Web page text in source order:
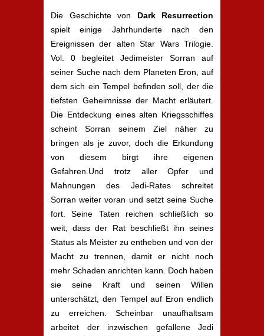
Die Geschichte von Dark Resurrection
spielt einige Jahrhunderte nach den
Ereignissen der alten Star Wars Trilogie.
Vol. 0 begleitet Jedimeister Sorran auf
seiner Suche nach dem Planeten Eron, auf
dem sich ein Tempel befinden soll, der die
tiefsten Geheimnisse der Macht erläutert.
Die Entdeckung eines alten Kriegsschiffes
scheint Sorran seinem Ziel näher zu
bringen als je zuvor, doch die Erkundung
von diesem birgt ihre eigenen
Gefahren.Und trotz aller Opfer und
Mahnungen des Jedi-Rates schreitet
Sorran weiter voran und setzt seine Suche
fort. Seine Taten reichen schließlich so
weit, dass der Rat beschließt ihn seines
Status als Meister zu entheben und von der
Macht zu trennen, damit er nicht noch
mehr Schaden anrichten kann. Doch haben
sie seine Kraft und seinen Willen
unterschätzt, den Tempel auf Eron endlich
zu erreichen. Scheinbar unaufhaltsam
arbeitet der inzwischen gefallene Jedi